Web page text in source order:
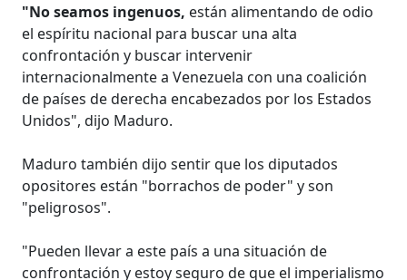
"No seamos ingenuos, están alimentando de odio
el espíritu nacional para buscar una alta
confrontación y buscar intervenir
internacionalmente a Venezuela con una coalición
de países de derecha encabezados por los Estados
Unidos", dijo Maduro.
Maduro también dijo sentir que los diputados
opositores están "borrachos de poder" y son
"peligrosos".
"Pueden llevar a este país a una situación de
confrontación y estoy seguro de que el imperialismo